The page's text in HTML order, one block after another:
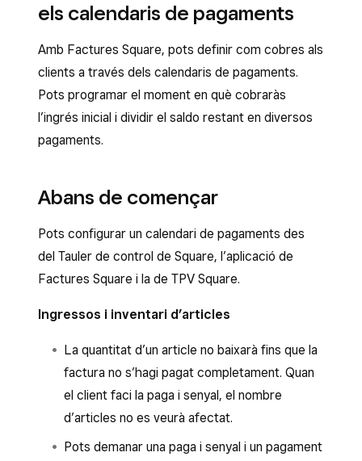
els calendaris de pagaments
Amb Factures Square, pots definir com cobres als
clients a través dels calendaris de pagaments.
Pots programar el moment en què cobraràs
l’ingrés inicial i dividir el saldo restant en diversos
pagaments.
Abans de començar
Pots configurar un calendari de pagaments des
del Tauler de control de Square, l’aplicació de
Factures Square i la de TPV Square.
Ingressos i inventari d’articles
La quantitat d’un article no baixarà fins que la
factura no s’hagi pagat completament. Quan
el client faci la paga i senyal, el nombre
d’articles no es veurà afectat.
Pots demanar una paga i senyal i un pagament